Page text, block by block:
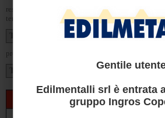
resine poliuretaniche (PUR) - densità 39 ±2 Kg/
termica iniziale: λ = 0,020 W/(mK)
Trattamenti protettivi per supporto esterno
preverniciatura poliestere, applicazione di film
Gentile
Edilmentalli srl è entrata
gruppo Ingros